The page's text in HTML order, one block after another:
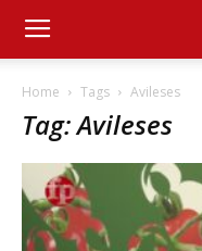
Home Tags Avileses
Tag: Avileses